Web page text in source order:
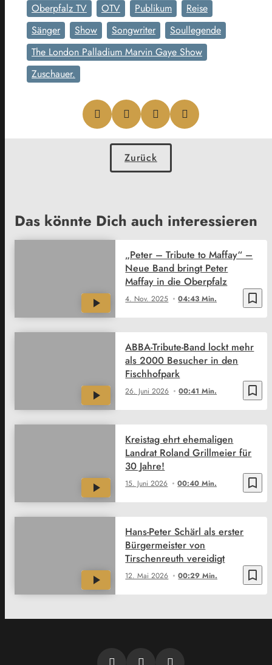
Oberpfalz TV
OTV Publikum
Reise
Sänger
Show Songwriter
Soullegende
The London Palladium Marvin Gaye Show
Zuschauer.
Zurück
Das könnte Dich auch interessieren
bookmark_border
4. Nov. 2025 04:43 Min.
„Peter – Tribute to Maffay“ –
Neue Band bringt Peter
Maffay in die Oberpfalz
bookmark_border
26. Juni 2026 00:41 Min.
ABBA-Tribute-Band lockt mehr
als 2000 Besucher in den
Fischhofpark
bookmark_border
15. Juni 2026 00:40 Min.
Kreistag ehrt ehemaligen
Landrat Roland Grillmeier für
30 Jahre!
bookmark_border
12. Mai 2026 00:29 Min.
Hans-Peter Schärl als erster
Bürgermeister von
Tirschenreuth vereidigt